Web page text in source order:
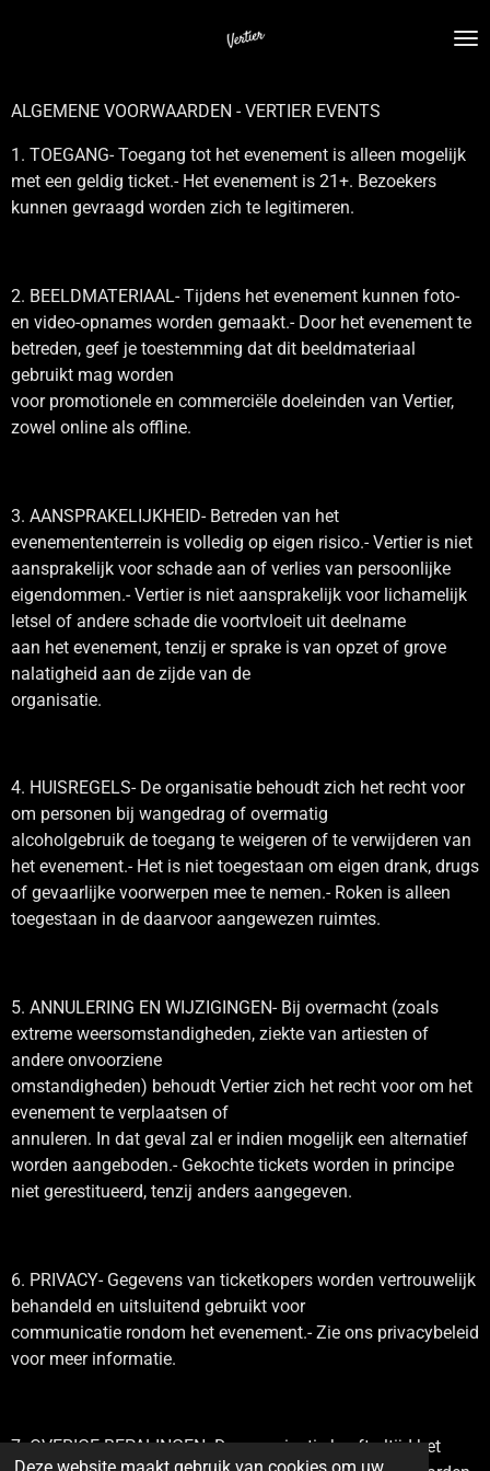
Deze website maakt gebruik van cookies om uw
de
ALGEMENE VOORWAARDEN - VERTIER EVENTS
1. TOEGANG- Toegang tot het evenement is alleen mogelijk
met een geldig ticket.- Het evenement is 21+. Bezoekers
kunnen gevraagd worden zich te legitimeren.
2. BEELDMATERIAAL- Tijdens het evenement kunnen foto-
en video-opnames worden gemaakt.- Door het evenement te
betreden, geef je toestemming dat dit beeldmateriaal
gebruikt mag worden
voor promotionele en commerciële doeleinden van Vertier,
zowel online als offline.
3. AANSPRAKELIJKHEID- Betreden van het
evenemententerrein is volledig op eigen risico.- Vertier is niet
aansprakelijk voor schade aan of verlies van persoonlijke
eigendommen.- Vertier is niet aansprakelijk voor lichamelijk
letsel of andere schade die voortvloeit uit deelname
aan het evenement, tenzij er sprake is van opzet of grove
nalatigheid aan de zijde van de
organisatie.
4. HUISREGELS- De organisatie behoudt zich het recht voor
om personen bij wangedrag of overmatig
alcoholgebruik de toegang te weigeren of te verwijderen van
het evenement.- Het is niet toegestaan om eigen drank, drugs
of gevaarlijke voorwerpen mee te nemen.- Roken is alleen
toegestaan in de daarvoor aangewezen ruimtes.
5. ANNULERING EN WIJZIGINGEN- Bij overmacht (zoals
extreme weersomstandigheden, ziekte van artiesten of
andere onvoorziene
omstandigheden) behoudt Vertier zich het recht voor om het
evenement te verplaatsen of
annuleren. In dat geval zal er indien mogelijk een alternatief
worden aangeboden.- Gekochte tickets worden in principe
niet gerestitueerd, tenzij anders aangegeven.
6. PRIVACY- Gegevens van ticketkopers worden vertrouwelijk
behandeld en uitsluitend gebruikt voor
communicatie rondom het evenement.- Zie ons privacybeleid
voor meer informatie.
7. OVERIGE BEPALINGEN- De organisatie heeft altijd het